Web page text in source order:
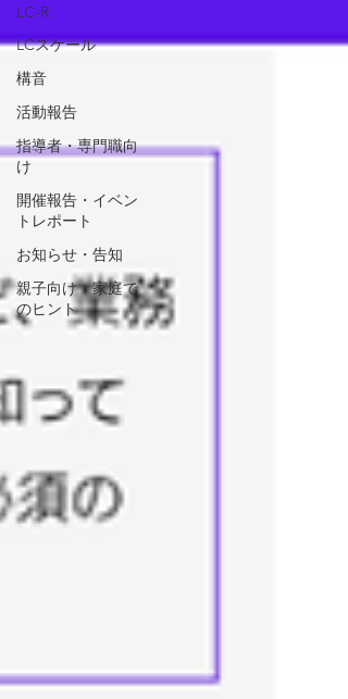
LC-R
LCスケール
構音
活動報告
指導者・専門職向
け
開催報告・イベン
トレポート
お知らせ・告知
親子向け・家庭で
のヒント